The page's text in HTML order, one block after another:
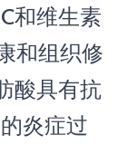
C和维生素
和组织修
酸具有抗
炎症过